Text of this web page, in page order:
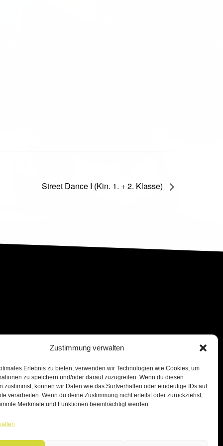
Zustimmung verwalten
Erlebnis zu bieten, verwenden wir Technologien wie Cookies, um
zu speichern und/oder darauf zuzugreifen. Wenn du diesen
zustimmst, können wir Daten wie das Surfverhalten oder eindeutige IDs auf
verarbeiten. Wenn du deine Zustimmung nicht erteilst oder zurückziehst,
Merkmale und Funktionen beeinträchtigt werden.
Street Dance I (Kin. 1. + 2. Klasse)